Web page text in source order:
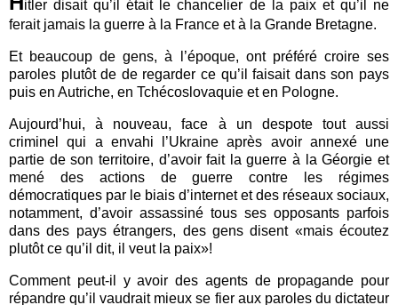
itler disait qu’il était le chancelier de la paix et qu’il ne
ferait jamais la guerre à la France et à la Grande Bretagne.
Et beaucoup de gens, à l’époque, ont préféré croire ses
paroles plutôt de de regarder ce qu’il faisait dans son pays
puis en Autriche, en Tchécoslovaquie et en Pologne.
Aujourd’hui, à nouveau, face à un despote tout aussi
criminel qui a envahi l’Ukraine après avoir annexé une
partie de son territoire, d’avoir fait la guerre à la Géorgie et
mené des actions de guerre contre les régimes
démocratiques par le biais d’internet et des réseaux sociaux,
notamment, d’avoir assassiné tous ses opposants parfois
dans des pays étrangers, des gens disent «mais écoutez
plutôt ce qu’il dit, il veut la paix»!
Comment peut-il y avoir des agents de propagande pour
répandre qu’il vaudrait mieux se fier aux paroles du dictateur